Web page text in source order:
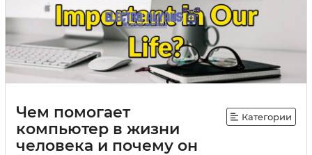
Чем помогает
компьютер в жизни
человека и почему он
Категории